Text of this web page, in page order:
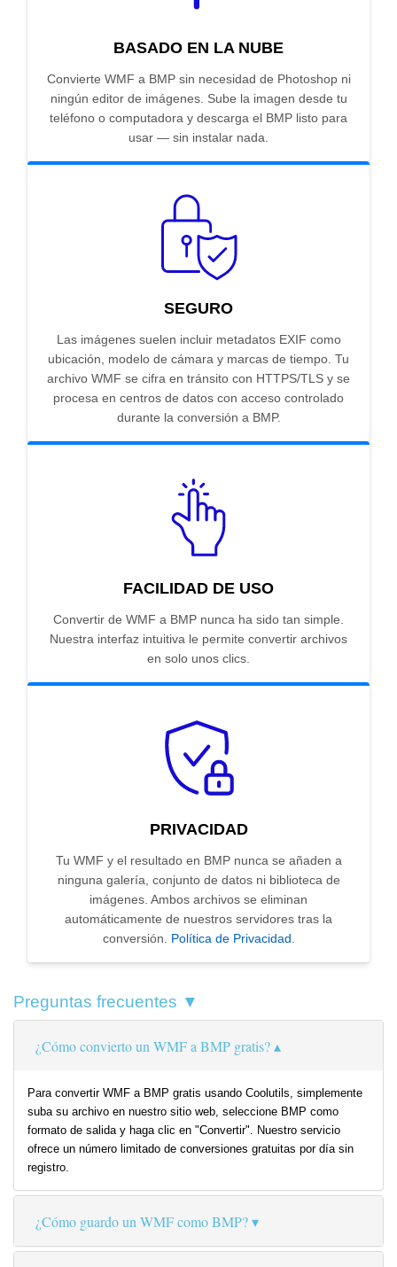
BASADO EN LA NUBE
Convierte WMF a BMP sin necesidad de Photoshop ni
ningún editor de imágenes. Sube la imagen desde tu
teléfono o computadora y descarga el BMP listo para
usar — sin instalar nada.
SEGURO
Las imágenes suelen incluir metadatos EXIF como
ubicación, modelo de cámara y marcas de tiempo. Tu
archivo WMF se cifra en tránsito con HTTPS/TLS y se
procesa en centros de datos con acceso controlado
durante la conversión a BMP.
FACILIDAD DE USO
Convertir de WMF a BMP nunca ha sido tan simple.
Nuestra interfaz intuitiva le permite convertir archivos
en solo unos clics.
PRIVACIDAD
Tu WMF y el resultado en BMP nunca se añaden a
ninguna galería, conjunto de datos ni biblioteca de
imágenes. Ambos archivos se eliminan
automáticamente de nuestros servidores tras la
conversión. Política de Privacidad.
Preguntas frecuentes ▼
¿Cómo convierto un WMF a BMP gratis?
Para convertir WMF a BMP gratis usando Coolutils, simplemente
suba su archivo en nuestro sitio web, seleccione BMP como
formato de salida y haga clic en "Convertir". Nuestro servicio
ofrece un número limitado de conversiones gratuitas por día sin
registro.
¿Cómo guardo un WMF como BMP?